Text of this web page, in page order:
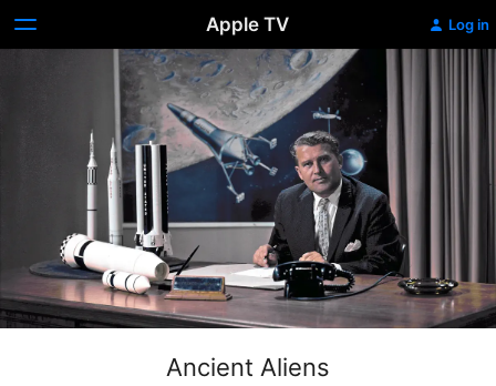
Apple TV Log in
Ancient Aliens